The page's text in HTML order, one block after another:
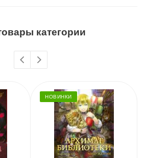
категории
НОВИНКИ